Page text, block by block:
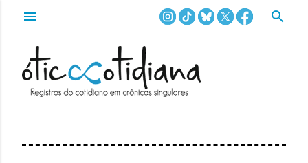
Pular para o conteúdo principal